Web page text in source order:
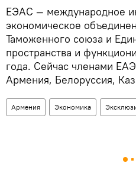
ЕЭАС — международное
экономическое
Таможенного союза и
пространства и
года. Сейчас членами
Армения, Белоруссия,
Армения Экономика